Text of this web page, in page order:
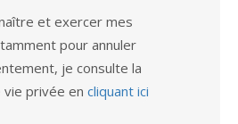
et exercer mes
pour annuler
je consulte la
privée en cliquant ici